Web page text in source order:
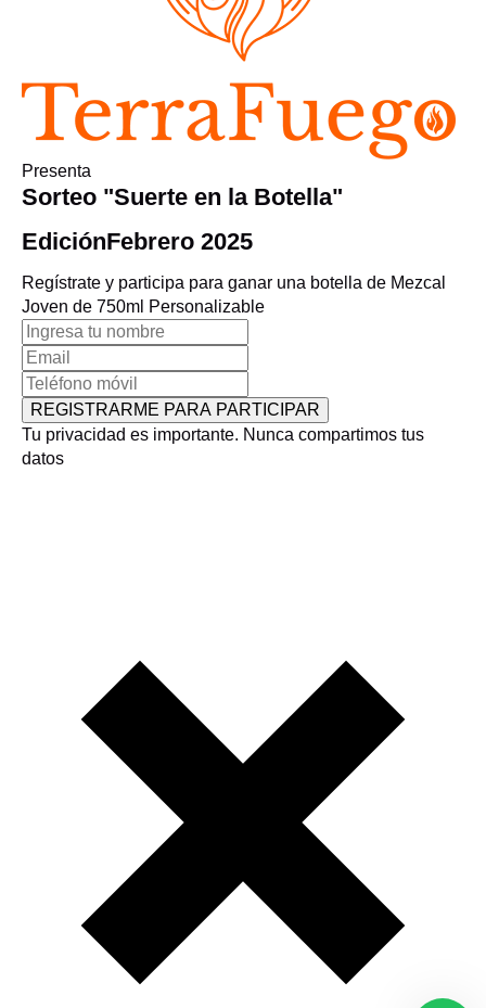
Presenta
Sorteo "Suerte en la Botella"
EdiciónFebrero 2025
Regístrate y participa para ganar una botella de Mezcal
Joven de 750ml Personalizable
REGISTRARME PARA PARTICIPAR
Tu privacidad es importante. Nunca compartimos tus
datos